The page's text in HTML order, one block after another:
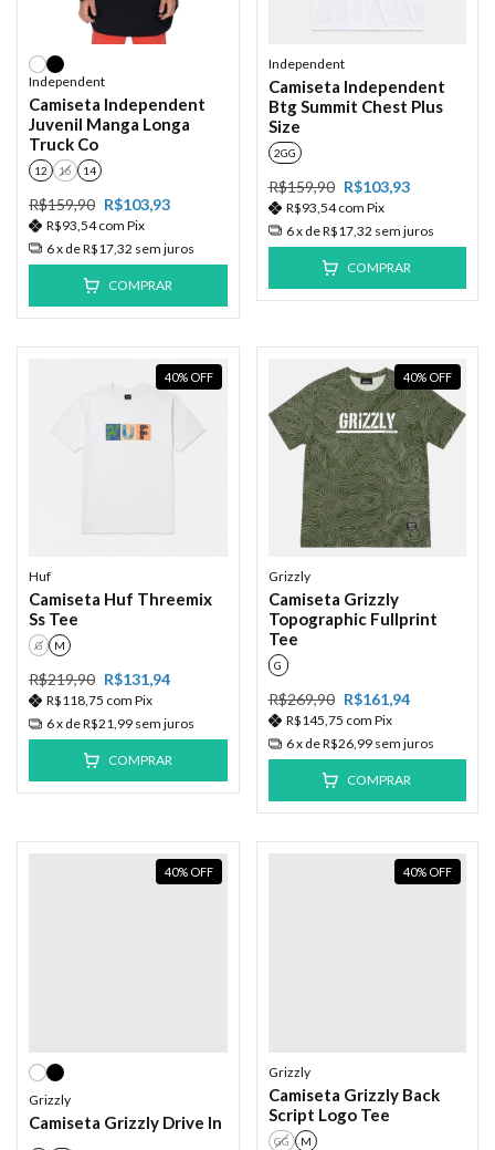
Independent
Camiseta Independent
Juvenil Manga Longa
Truck Co
12 16 14
R$159,90 R$103,93
R$93,54com Pix
6x deR$17,32 sem juros
COMPRAR
Independent
Camiseta Independent
Btg Summit Chest Plus
Size
2GG
R$159,90 R$103,93
R$93,54com Pix
6x deR$17,32 sem juros
COMPRAR
40% OFF
Huf
Camiseta Huf Threemix
Ss Tee
G M
R$219,90 R$131,94
R$118,75 com Pix
6x deR$21,99 sem juros
COMPRAR
40% OFF
Grizzly
Camiseta Grizzly
Topographic Fullprint
Tee
G
R$269,90 R$161,94
R$145,75 com Pix
6x deR$26,99 sem juros
COMPRAR
40% OFF
Grizzly
Camiseta Grizzly Drive In
40% OFF
Grizzly
Camiseta Grizzly Back
Script Logo Tee
GG M